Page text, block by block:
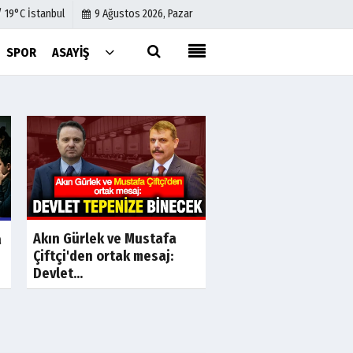
19°C İstanbul 9 Ağustos 2026, Pazar
SPOR ASAYIŞ
İletişim
Çerez Politikası
Gizlilik İlkeleri
Son Dakika
Akın Gürlek ve Mustafa
Çiftçi'den ortak mesaj:
Devlet...